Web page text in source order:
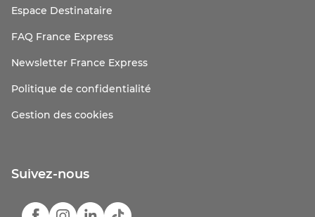
Espace Destinataire
FAQ France Express
Newsletter France Express
Politique de confidentialité
Gestion des cookies
Suivez-nous